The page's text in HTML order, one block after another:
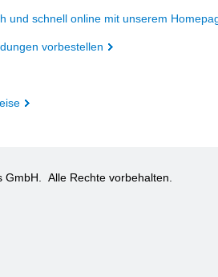
und schnell online mit unserem
vorbestellen
Alle Rechte vorbehalten.